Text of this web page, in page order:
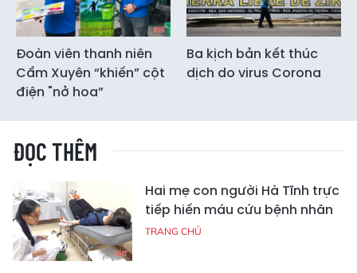
Đoàn viên thanh niên
Cẩm Xuyên “khiến” cột
điện "nở hoa”
Ba kịch bản kết thúc
dịch do virus Corona
ĐỌC THÊM
Hai mẹ con người Hà Tĩnh trực
tiếp hiến máu cứu bệnh nhân
TRANG CHỦ